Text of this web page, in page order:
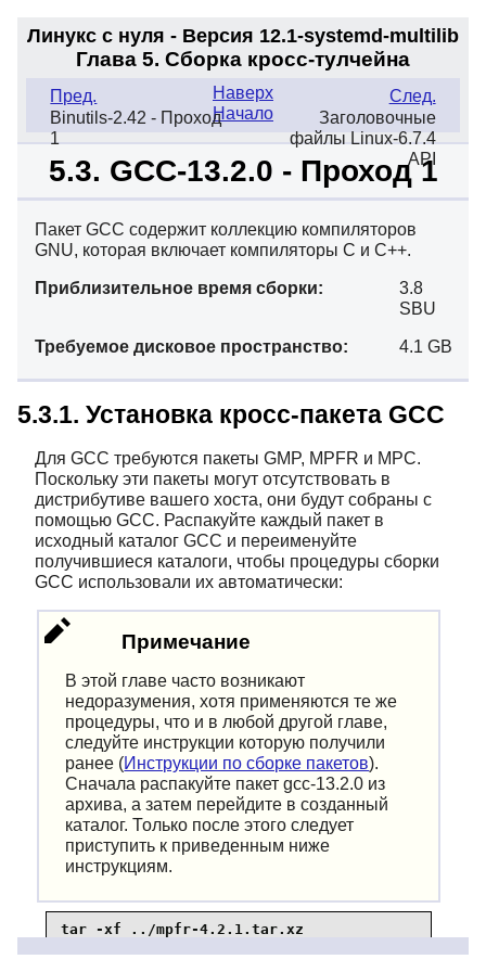
Линукс с нуля - Версия 12.1-systemd-multilib
Глава 5. Сборка кросс-тулчейна
Пред.
Binutils-2.42 - Проход
1
След.
Заголовочные
файлы Linux-6.7.4
API
Наверх
Начало
5.3. GCC-13.2.0 - Проход 1
Пакет GCC содержит коллекцию компиляторов
GNU, которая включает компиляторы C и C++.
Приблизительное время сборки:
3.8
SBU
Требуемое дисковое пространство: 4.1 GB
5.3.1. Установка кросс-пакета GCC
Для GCC требуются пакеты GMP, MPFR и MPC.
Поскольку эти пакеты могут отсутствовать в
дистрибутиве вашего хоста, они будут собраны с
помощью GCC. Распакуйте каждый пакет в
исходный каталог GCC и переименуйте
получившиеся каталоги, чтобы процедуры сборки
GCC использовали их автоматически:
Примечание
В этой главе часто возникают
недоразумения, хотя применяются те же
процедуры, что и в любой другой главе,
следуйте инструкции которую получили
ранее (Инструкции по сборке пакетов).
Сначала распакуйте пакет gcc-13.2.0 из
архива, а затем перейдите в созданный
каталог. Только после этого следует
приступить к приведенным ниже
инструкциям.
tar -xf ../mpfr-4.2.1.tar.xz